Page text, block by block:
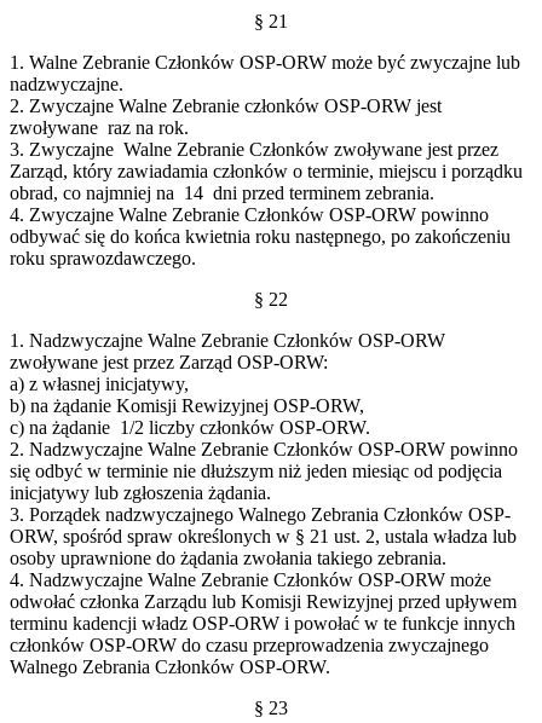
§ 21
1. Walne Zebranie Członków OSP-ORW może być zwyczajne lub
nadzwyczajne.
2. Zwyczajne Walne Zebranie członków OSP-ORW jest
zwoływane raz na rok.
3. Zwyczajne Walne Zebranie Członków zwoływane jest przez
Zarząd, który zawiadamia członków o terminie, miejscu i porządku
obrad, co najmniej na 14 dni przed terminem zebrania.
4. Zwyczajne Walne Zebranie Członków OSP-ORW powinno
odbywać się do końca kwietnia roku następnego, po zakończeniu
roku sprawozdawczego.
§ 22
1. Nadzwyczajne Walne Zebranie Członków OSP-ORW
zwoływane jest przez Zarząd OSP-ORW:
a) z własnej inicjatywy,
b) na żądanie Komisji Rewizyjnej OSP-ORW,
c) na żądanie 1/2 liczby członków OSP-ORW.
2. Nadzwyczajne Walne Zebranie Członków OSP-ORW powinno
się odbyć w terminie nie dłuższym niż jeden miesiąc od podjęcia
inicjatywy lub zgłoszenia żądania.
3. Porządek nadzwyczajnego Walnego Zebrania Członków OSP-
ORW, spośród spraw określonych w § 21 ust. 2, ustala władza lub
osoby uprawnione do żądania zwołania takiego zebrania.
4. Nadzwyczajne Walne Zebranie Członków OSP-ORW może
odwołać członka Zarządu lub Komisji Rewizyjnej przed upływem
terminu kadencji władz OSP-ORW i powołać w te funkcje innych
członków OSP-ORW do czasu przeprowadzenia zwyczajnego
Walnego Zebrania Członków OSP-ORW.
§ 23